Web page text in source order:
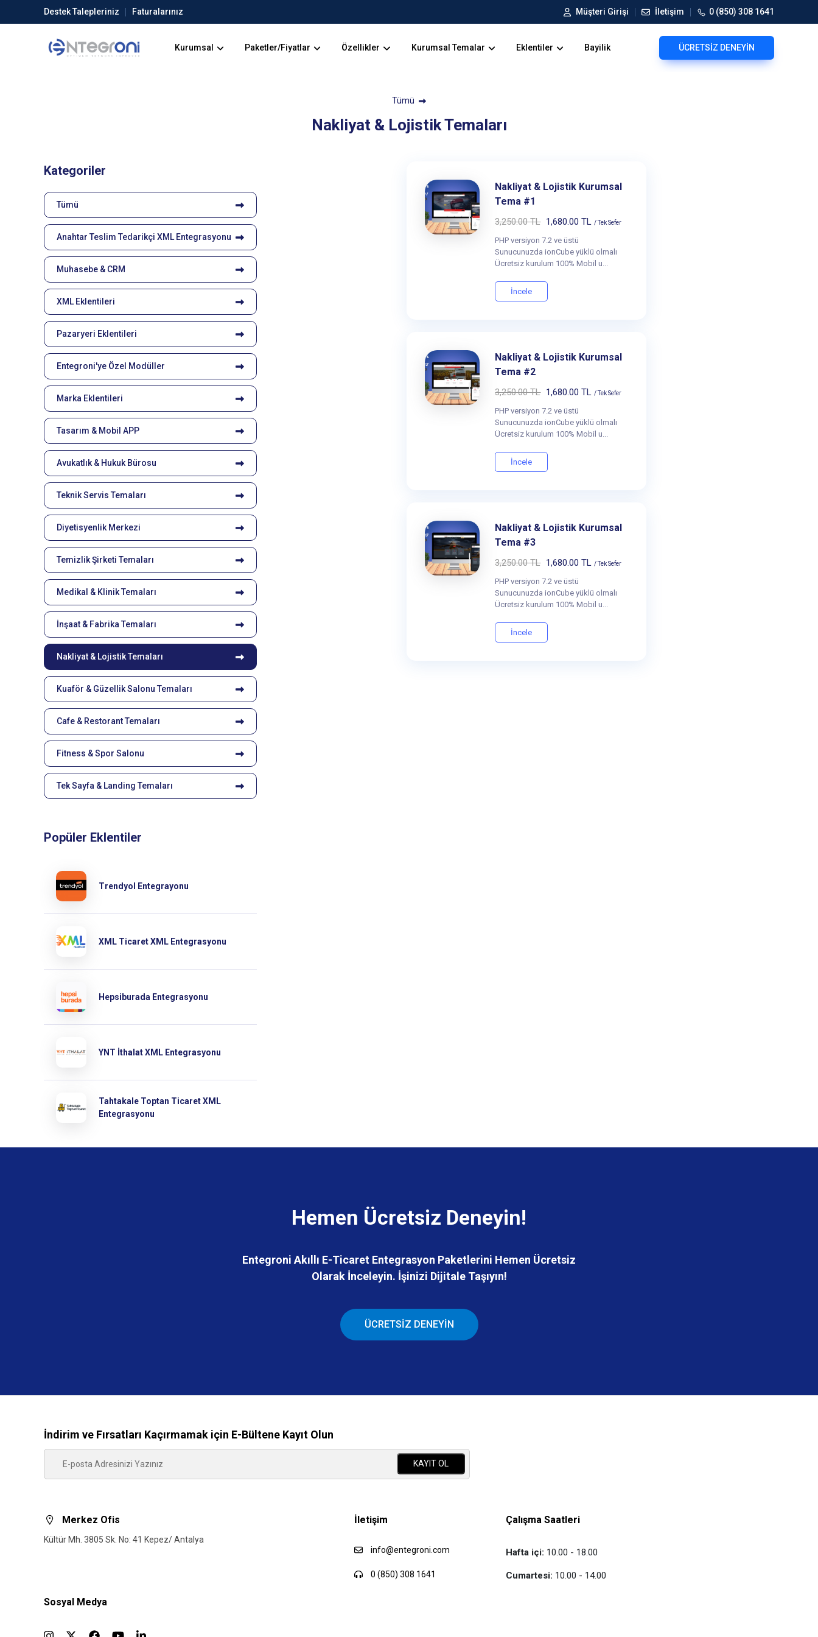
Destek Talepleriniz Faturalarınız Müşteri Girişi İletişim 0 (850) 308 1641
Kurumsal Paketler/Fiyatlar Özellikler Kurumsal Temalar Eklentiler Bayilik ÜCRETSİZ DENEYİN
Tümü
Nakliyat & Lojistik Temaları
Kategoriler
Tümü
Anahtar Teslim Tedarikçi XML Entegrasyonu
Muhasebe & CRM
XML Eklentileri
Pazaryeri Eklentileri
Entegroni'ye Özel Modüller
Marka Eklentileri
Tasarım & Mobil APP
Avukatlık & Hukuk Bürosu
Teknik Servis Temaları
Diyetisyenlik Merkezi
Temizlik Şirketi Temaları
Medikal & Klinik Temaları
İnşaat & Fabrika Temaları
Nakliyat & Lojistik Temaları
Kuaför & Güzellik Salonu Temaları
Cafe & Restorant Temaları
Fitness & Spor Salonu
Tek Sayfa & Landing Temaları
Popüler Eklentiler
Trendyol Entegrayonu
XML Ticaret XML Entegrasyonu
Hepsiburada Entegrasyonu
YNT İthalat XML Entegrasyonu
Tahtakale Toptan Ticaret XML
Entegrasyonu
Nakliyat & Lojistik Kurumsal
Tema #1
3,250.00 TL 1,680.00 TL/ Tek Sefer
PHP versiyon 7.2 ve üstü
Sunucunuzda ionCube yüklü olmalı
Ücretsiz kurulum 100% Mobil u...
İncele
Nakliyat & Lojistik Kurumsal
Tema #2
3,250.00 TL 1,680.00 TL/ Tek Sefer
PHP versiyon 7.2 ve üstü
Sunucunuzda ionCube yüklü olmalı
Ücretsiz kurulum 100% Mobil u...
İncele
Nakliyat & Lojistik Kurumsal
Tema #3
3,250.00 TL 1,680.00 TL/ Tek Sefer
PHP versiyon 7.2 ve üstü
Sunucunuzda ionCube yüklü olmalı
Ücretsiz kurulum 100% Mobil u...
İncele
Hemen Ücretsiz Deneyin!
Entegroni Akıllı E-Ticaret Entegrasyon Paketlerini Hemen Ücretsiz
Olarak İnceleyin. İşinizi Dijitale Taşıyın!
ÜCRETSİZ DENEYİN
İndirim ve Fırsatları Kaçırmamak için E-Bültene Kayıt Olun
KAYIT OL
Merkez Ofis
Kültür Mh. 3805 Sk. No: 41 Kepez/ Antalya
İletişim
info@entegroni.com
0 (850) 308 1641
Çalışma Saatleri
Hafta içi: 10.00 - 18.00
Cumartesi: 10.00 - 14.00
Sosyal Medya